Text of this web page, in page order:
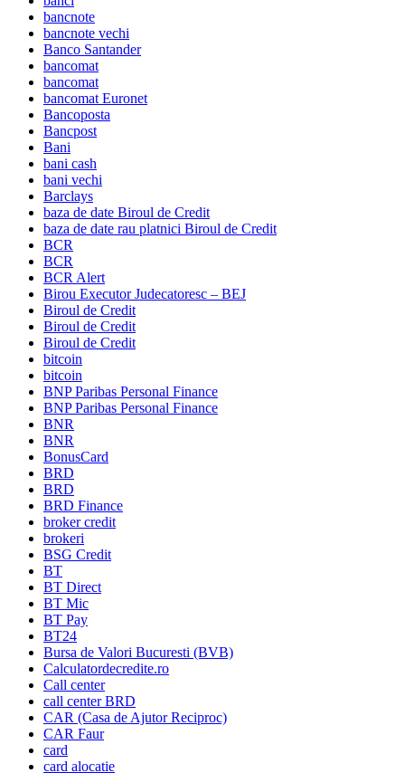
bancnote
bancnote vechi
Banco Santander
bancomat
bancomat
bancomat Euronet
Bancoposta
Bancpost
Bani
bani cash
bani vechi
Barclays
baza de date Biroul de Credit
baza de date rau platnici Biroul de Credit
BCR
BCR
BCR Alert
Birou Executor Judecatoresc – BEJ
Biroul de Credit
Biroul de Credit
Biroul de Credit
bitcoin
bitcoin
BNP Paribas Personal Finance
BNP Paribas Personal Finance
BNR
BNR
BonusCard
BRD
BRD
BRD Finance
broker credit
brokeri
BSG Credit
BT
BT Direct
BT Mic
BT Pay
BT24
Bursa de Valori Bucuresti (BVB)
Calculatordecredite.ro
Call center
call center BRD
CAR (Casa de Ajutor Reciproc)
CAR Faur
card
card alocatie